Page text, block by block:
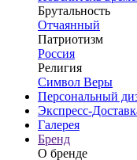
Брутальность
Отчаянный
Патриотизм
Россия
Религия
Символ Веры
Персональный
Экспресс-
Галерея
Бренд
О бренде